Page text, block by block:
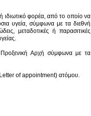
φορέα, από το οποίο να
υγεία, σύμφωνα με τα διεθνή
μεταδοτικές ή παρασιτικές
Αρχή σύμφωνα με τα
of appointment) ατόμου.